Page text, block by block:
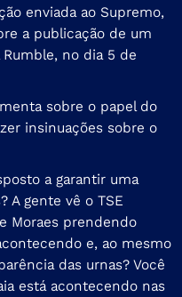
enviada ao Supremo,
a publicação de um
no dia 5 de
sobre o papel do
insinuações sobre o
a garantir uma
A gente vê o TSE
Moraes prendendo
e, ao mesmo
das urnas? Você
está acontecendo nas